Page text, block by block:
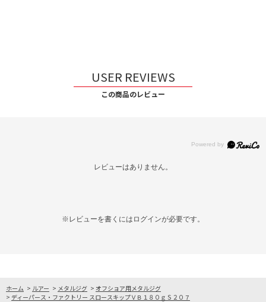
USER REVIEWS
この商品のレビュー
レビューはありません。
※レビューを書くには ログインが必要です。
ホーム > ルアー > メタルジグ > オフショア用メタルジグ
> ディーパース・ファクトリー スロースキップＶＢ１８０ｇＳ２０７